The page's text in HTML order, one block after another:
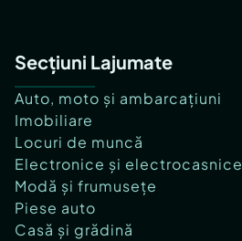
Secțiuni Lajumate
Auto, moto și ambarcațiuni
Imobiliare
Locuri de muncă
Electronice și electrocasnice
Modă și frumusețe
Piese auto
Casă și grădină